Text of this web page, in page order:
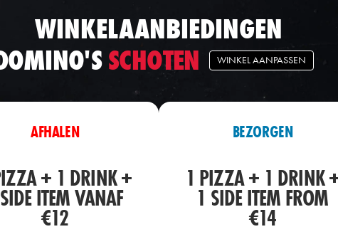
WINKELAANBIEDINGEN
SCHOTEN WINKEL AANPASSEN
AFHALEN
+ 1 DRINK +
ITEM VANAF
€12
BEZORGEN
1 PIZZA + 1 DRINK
1 SIDE ITEM FROM
€14